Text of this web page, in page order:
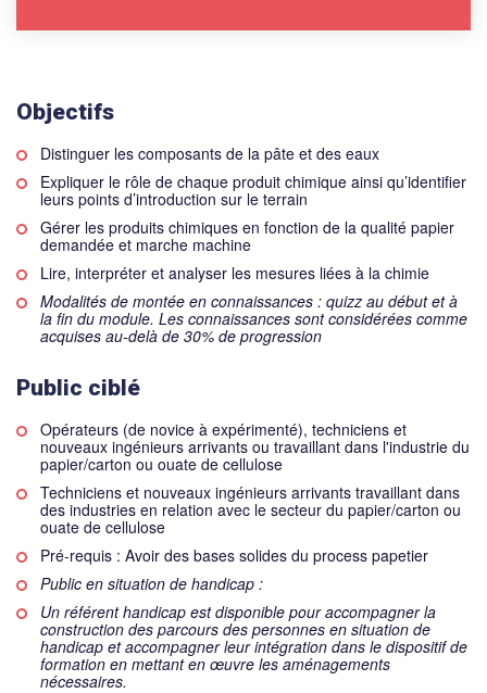
Objectifs
Distinguer les composants de la pâte et des eaux
Expliquer le rôle de chaque produit chimique ainsi qu’identifier
leurs points d’introduction sur le terrain
Gérer les produits chimiques en fonction de la qualité papier
demandée et marche machine
Lire, interpréter et analyser les mesures liées à la chimie
Modalités de montée en connaissances : quizz au début et à
la fin du module. Les connaissances sont considérées comme
acquises au-delà de 30% de progression
Public ciblé
Opérateurs (de novice à expérimenté), techniciens et
nouveaux ingénieurs arrivants ou travaillant dans l'industrie du
papier/carton ou ouate de cellulose
Techniciens et nouveaux ingénieurs arrivants travaillant dans
des industries en relation avec le secteur du papier/carton ou
ouate de cellulose
Pré-requis : Avoir des bases solides du process papetier
Public en situation de handicap :
Un référent handicap est disponible pour accompagner la
construction des parcours des personnes en situation de
handicap et accompagner leur intégration dans le dispositif de
formation en mettant en œuvre les aménagements
nécessaires.